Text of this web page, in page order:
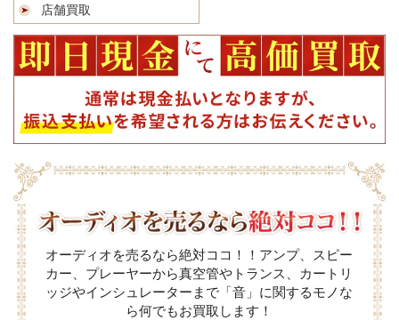
店舗買取
オーディオを売るなら絶対ココ！！アンプ、スピー
カー、プレーヤーから真空管やトランス、カートリ
ッジやインシュレーターまで「音」に関するモノな
ら何でもお買取します！